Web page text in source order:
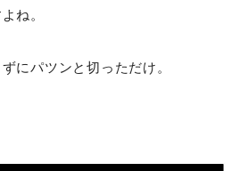
ね。
にパツンと切っただけ。